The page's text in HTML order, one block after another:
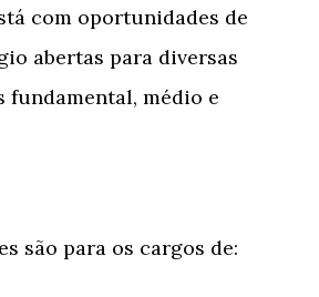
com oportunidades de
abertas para diversas
fundamental, médio e
são para os cargos de: